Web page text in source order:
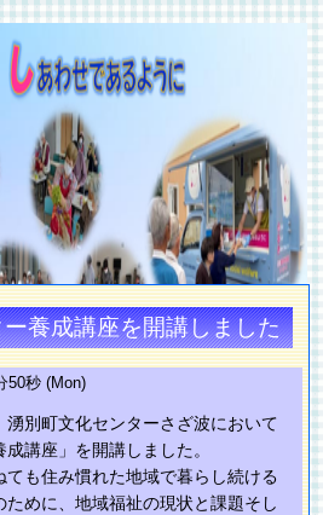
養成講座を開講しました
50秒 (Mon)
別町文化センターさざ波において
成講座」を開講しました。
も住み慣れた地域で暮らし続ける
めに、地域福祉の現状と課題そし